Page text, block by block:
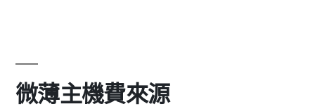
微薄主機費來源